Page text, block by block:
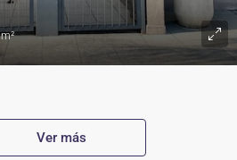
m²
Ver más